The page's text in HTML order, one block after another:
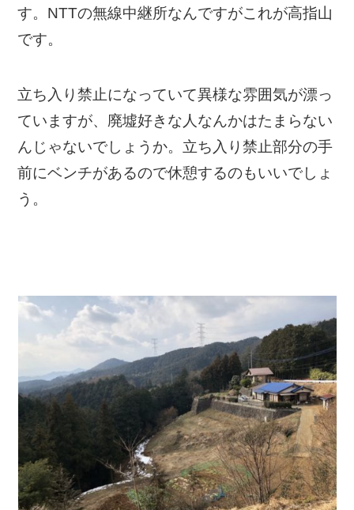
す。NTTの無線中継所なんですがこれが高指山
です。
立ち入り禁止になっていて異様な雰囲気が漂っ
ていますが、廃墟好きな人なんかはたまらない
んじゃないでしょうか。立ち入り禁止部分の手
前にベンチがあるので休憩するのもいいでしょ
う。